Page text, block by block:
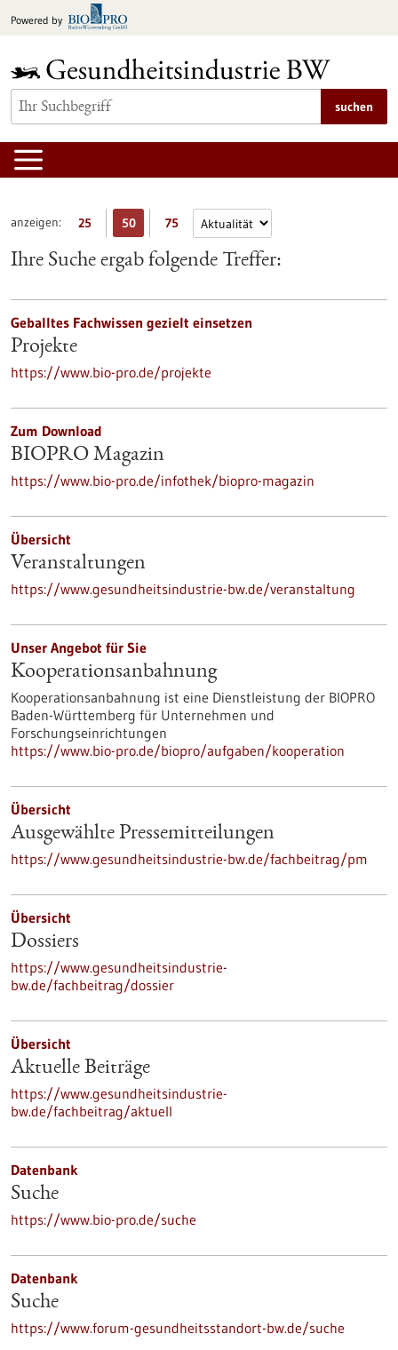
Inhalt
Powered by
suchen
anzeigen: 25 50 75
Ihre Suche ergab folgende Treffer:
Geballtes Fachwissen gezielt einsetzen
Projekte
https://www.bio-pro.de/projekte
Zum Download
BIOPRO Magazin
https://www.bio-pro.de/infothek/biopro-magazin
Übersicht
Veranstaltungen
https://www.gesundheitsindustrie-bw.de/veranstaltung
Unser Angebot für Sie
Kooperationsanbahnung
Kooperationsanbahnung ist eine Dienstleistung der BIOPRO
Baden-Württemberg für Unternehmen und
Forschungseinrichtungen
https://www.bio-pro.de/biopro/aufgaben/kooperation
Übersicht
Ausgewählte Pressemitteilungen
https://www.gesundheitsindustrie-bw.de/fachbeitrag/pm
Übersicht
Dossiers
https://www.gesundheitsindustrie-
bw.de/fachbeitrag/dossier
Übersicht
Aktuelle Beiträge
https://www.gesundheitsindustrie-
bw.de/fachbeitrag/aktuell
Datenbank
Suche
https://www.bio-pro.de/suche
Datenbank
Suche
https://www.forum-gesundheitsstandort-bw.de/suche